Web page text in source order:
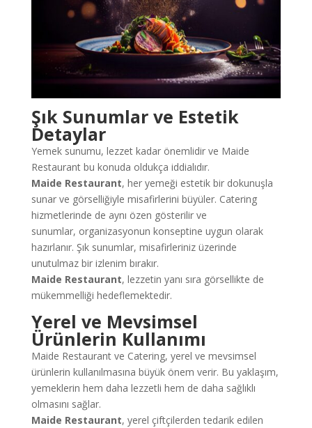
Şık Sunumlar ve Estetik
Detaylar
Yemek sunumu, lezzet kadar önemlidir ve Maide
Restaurant bu konuda oldukça iddialıdır.
Maide Restaurant, her yemeği estetik bir dokunuşla
sunar ve görselliğiyle misafirlerini büyüler. Catering
hizmetlerinde de aynı özen gösterilir ve
sunumlar, organizasyonun konseptine uygun olarak
hazırlanır. Şık sunumlar, misafirleriniz üzerinde
unutulmaz bir izlenim bırakır.
Maide Restaurant, lezzetin yanı sıra görsellikte de
mükemmelliği hedeflemektedir.
Yerel ve Mevsimsel
Ürünlerin Kullanımı
Maide Restaurant ve Catering, yerel ve mevsimsel
ürünlerin kullanılmasına büyük önem verir. Bu yaklaşım,
yemeklerin hem daha lezzetli hem de daha sağlıklı
olmasını sağlar.
Maide Restaurant, yerel çiftçilerden tedarik edilen